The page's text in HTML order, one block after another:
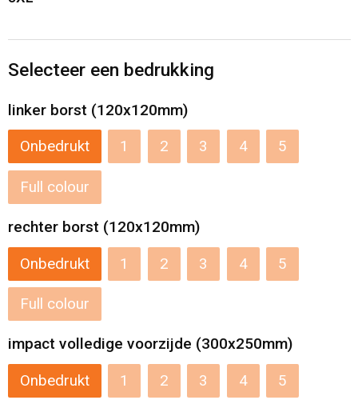
Aktetassen
Selecteer een bedrukking
linker borst (120x120mm)
Onbedrukt 1 2 3 4 5
Full colour
rechter borst (120x120mm)
Onbedrukt 1 2 3 4 5
Full colour
impact volledige voorzijde (300x250mm)
Onbedrukt 1 2 3 4 5